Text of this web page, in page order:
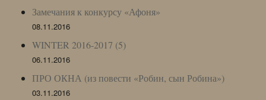
Замечания к конкурсу «Афоня»
08.11.2016
WINTER 2016-2017 (5)
06.11.2016
ПРО ОКНА (из повести «Робин, сын Робина»)
03.11.2016